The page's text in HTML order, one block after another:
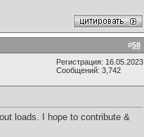
#58
Регистрация: 16.05.2023
Сообщений: 3,742
loads. I hope to contribute &